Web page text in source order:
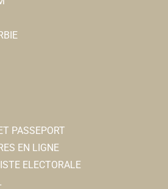
PASSEPORT
EN LIGNE
ELECTORALE